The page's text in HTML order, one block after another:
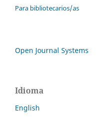
Para bibliotecarios/as
Open Journal Systems
Idioma
English